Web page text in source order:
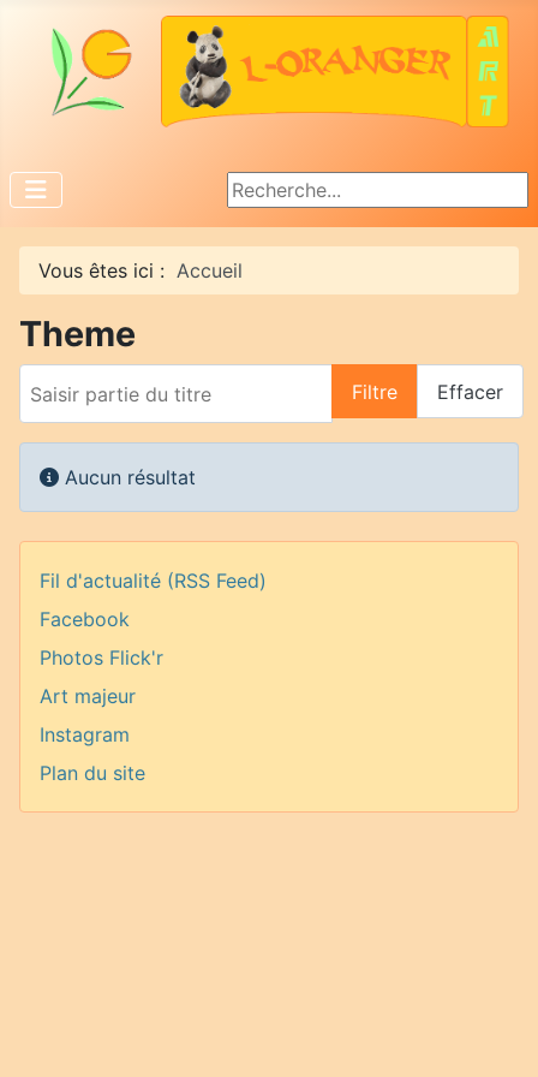
Rechercher
Vous êtes ici : Accueil
Theme
Filtre Effacer
Info
Aucun résultat
Fil d'actualité (RSS Feed)
Facebook
Photos Flick'r
Art majeur
Instagram
Plan du site